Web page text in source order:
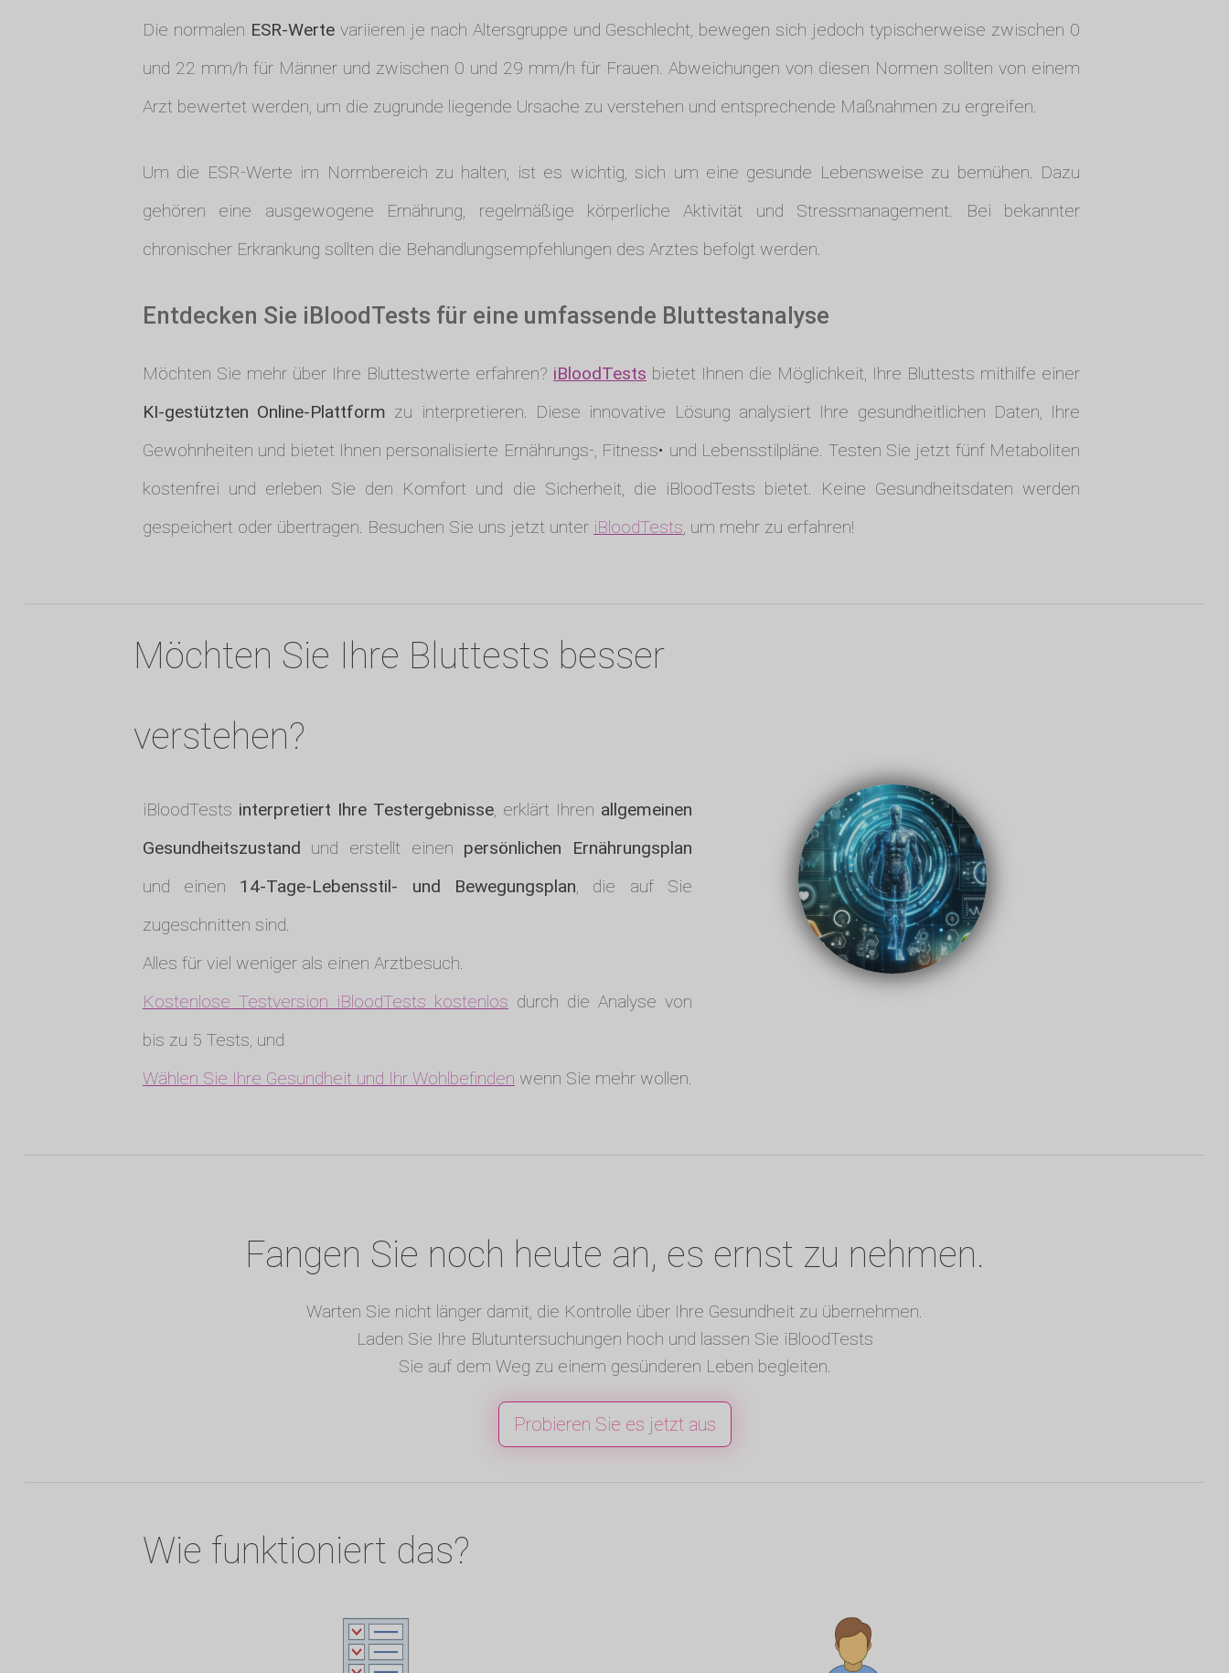
Die normalen ESR-Wertevariieren je nach Altersgruppe und Geschlecht, bewegen sich jedoch typischerweise zwischen 0
und 22 mm/h für Männer und zwischen 0 und 29 mm/h für Frauen. Abweichungen von diesen Normen sollten von einem
Arzt bewertet werden, um die zugrunde liegende Ursache zu verstehen und entsprechende Maßnahmen zu ergreifen.
Um die ESR-Werte im Normbereich zu halten, ist es wichtig, sich um eine gesunde Lebensweise zu bemühen. Dazu
gehören eine ausgewogene Ernährung, regelmäßige körperliche Aktivität und Stressmanagement. Bei bekannter
chronischer Erkrankung sollten die Behandlungsempfehlungen des Arztes befolgt werden.
Entdecken Sie iBloodTests für eine umfassende Bluttestanalyse
Möchten Sie mehr über Ihre Bluttestwerte erfahren? iBloodTests bietet Ihnen die Möglichkeit, Ihre Bluttests mithilfe einer
KI-gestützten Online-Plattform zu interpretieren. Diese innovative Lösung analysiert Ihre gesundheitlichen Daten, Ihre
Gewohnheiten und bietet Ihnen personalisierte Ernährungs-, Fitness• und Lebensstilpläne. Testen Sie jetzt fünf Metaboliten
kostenfrei und erleben Sie den Komfort und die Sicherheit, die iBloodTests bietet. Keine Gesundheitsdaten werden
gespeichert oder übertragen. Besuchen Sie uns jetzt unter iBloodTests, um mehr zu erfahren!
Möchten Sie Ihre Bluttests besser
verstehen?
iBloodTests interpretiert Ihre Testergebnisse, erklärt Ihren allgemeinen
Gesundheitszustand und erstellt einen persönlichen Ernährungsplan
und einen 14-Tage-Lebensstil- und Bewegungsplan, die auf Sie
zugeschnitten sind.
Alles für viel weniger als einen Arztbesuch.
Kostenlose Testversion iBloodTests kostenlos durch die Analyse von
bis zu 5 Tests, und
Wählen Sie Ihre Gesundheit und Ihr Wohlbefinden wenn Sie mehr wollen.
Fangen Sie noch heute an, es ernst zu nehmen.
Warten Sie nicht länger damit, die Kontrolle über Ihre Gesundheit zu übernehmen.
Laden Sie Ihre Blutuntersuchungen hoch und lassen Sie iBloodTests
Sie auf dem Weg zu einem gesünderen Leben begleiten.
Probieren Sie es jetzt aus
Wie funktioniert das?